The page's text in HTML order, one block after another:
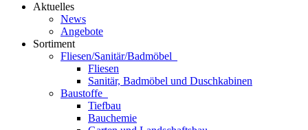
Aktuelles
News
Angebote
Sortiment
Fliesen/Sanitär/Badmöbel
Fliesen
Sanitär, Badmöbel und Duschkabinen
Baustoffe
Tiefbau
Bauchemie